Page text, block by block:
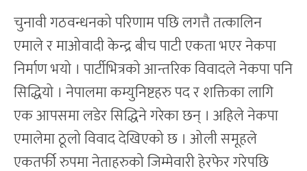
चुनावी गठवन्धनको परिणाम पछि लगत्तै तत्कालिन
एमाले र माओवादी केन्द्र बीच पाटी एकता भएर नेकपा
निर्माण भयो । पार्टीभित्रको आन्तरिक विवादले नेकपा पनि
सिद्धियो । नेपालमा कम्युनिष्टहरु पद र शक्तिका लागि
एक आपसमा लडेर सिद्धिने गरेका छन् । अहिले नेकपा
एमालेमा ठूलो विवाद देखिएको छ । ओली समूहले
एकतर्फी रुपमा नेताहरुको जिम्मेवारी हेरफेर गरेपछि